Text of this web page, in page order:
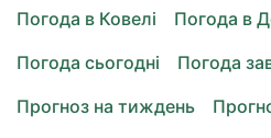
Погода в Ковелі
Погода в
Погода сьогодні
Погода
Прогноз на тиждень